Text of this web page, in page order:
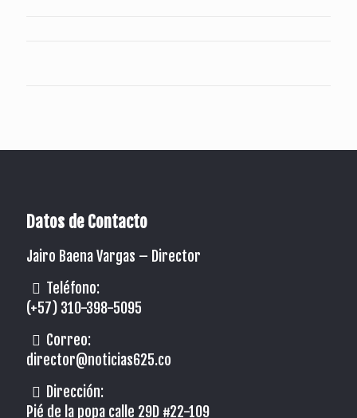
Datos de Contacto
Jairo Baena Vargas – Director
Teléfono:
(+57) 310-398-5095
Correo:
director@noticias625.co
Dirección:
Pié de la popa calle 29D #22-109